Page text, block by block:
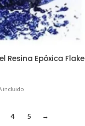
Resina Epóxica Flake
incluido
4 5 →